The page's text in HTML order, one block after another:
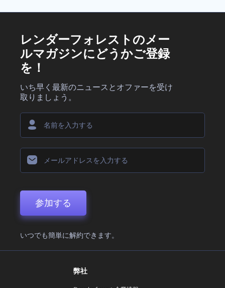
レンダーフォレストのメー
ルマガジンにどうかご登録
を！
いち早く最新のニュースとオファーを受け
取りましょう。
参加する
いつでも簡単に解約できます。
弊社